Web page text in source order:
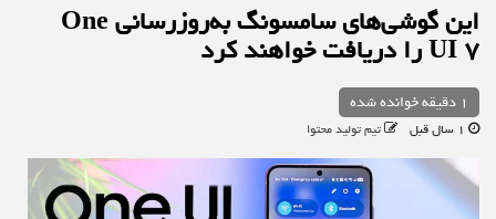
این گوشی‌های سامسونگ به‌روزرسانی One
UI 7 را دریافت خواهند کرد
1 دقیقه خوانده شده
تیم تولید محتوا